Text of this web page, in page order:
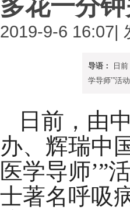
多花一分
2019-9-6 16:07|
导语：
日
学导师’”活
日前，由
办、辉瑞中
医学导师’”
士著名呼吸